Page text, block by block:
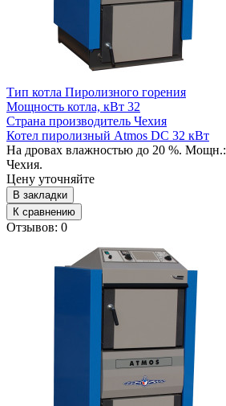
Тип котла Пиролизного горения
Мощность котла, кВт 32
Страна производитель Чехия
Котел пиролизный Atmos DC 32 кВт
На дровах влажностью до 20 %.
Чехия.
Цену уточняйте
В закладки
К сравнению
Отзывов: 0